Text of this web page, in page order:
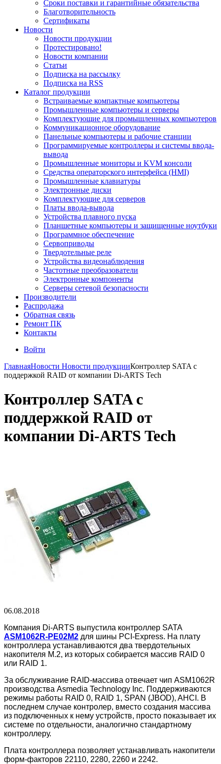
Сроки поставки и гарантийные обязательства
Благотворительность
Сертификаты
Новости
Новости продукции
Протестировано!
Новости компании
Статьи
Подписка на рассылку
Подписка на RSS
Каталог продукции
Встраиваемые компактные компьютеры
Промышленные компьютеры и серверы
Комплектующие для промышленных компьютеров
Коммуникационное оборудование
Панельные компьютеры и рабочие станции
Программируемые контроллеры и системы ввода-
вывода
Промышленные мониторы и KVM консоли
Средства операторского интерфейса (HMI)
Промышленные клавиатуры
Электронные диски
Комплектующие для серверов
Платы ввода-вывода
Устройства плавного пуска
Планшетные компьютеры и защищенные ноутбуки
Программное обеспечение
Сервоприводы
Твердотельные реле
Устройства видеонаблюдения
Частотные преобразователи
Электронные компоненты
Серверы сетевой безопасности
Производители
Распродажа
Обратная связь
Ремонт ПК
Контакты
Войти
ГлавнаяНовости Новости продукцииКонтроллер SATA с
поддержкой RAID от компании Di-ARTS Tech
Контроллер SATA с
поддержкой RAID от
компании Di-ARTS Tech
06.08.2018
Компания Di-ARTS выпустила контроллер SATA
ASM1062R-PE02M2 для шины PCI-Express. На плату
контроллера устанавливаются два твердотельных
накопителя M.2, из которых собирается массив RAID 0
или RAID 1.
За обслуживание RAID-массива отвечает чип ASM1062R
производства Asmedia Technology Inc. Поддерживаются
режимы работы RAID 0, RAID 1, SPAN (JBOD), AHCI. В
последнем случае контролер, вместо создания массива
из подключенных к нему устройств, просто показывает их
системе по отдельности, аналогично стандартному
контроллеру.
Плата контроллера позволяет устанавливать накопители
форм-факторов 22110, 2280, 2260 и 2242.